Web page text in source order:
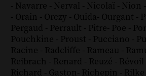
- Navarre - Nerval - Nicolaï - Nion -
- Orain - Orczy - Ouida- Ourgant -
Pergaud - Perrault - Pitre- Poe -
Pouchkine - Proust - Pucciano -
Racine - Radcliffe - Rameau -
Reibrach - Renard - Reuzé - Révoil
Richard - Gaston- Richepin - Rilke